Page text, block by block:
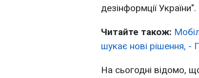
дезінформції України".
Читайте також:
шукає нові рішення, -
На сьогодні відомо,